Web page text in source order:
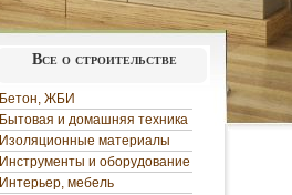
Все о строительстве
Бетон, ЖБИ
Бытовая и домашняя техника
Изоляционные материалы
Инструменты и оборудование
Интерьер, мебель